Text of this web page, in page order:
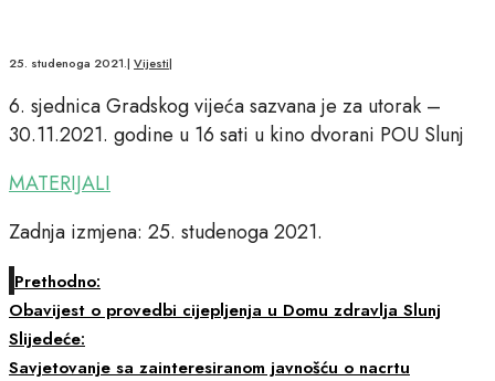
25. studenoga 2021.| Vijesti|
6. sjednica Gradskog vijeća sazvana je za utorak –
30.11.2021. godine u 16 sati u kino dvorani POU Slunj
MATERIJALI
Zadnja izmjena: 25. studenoga 2021.
Prethodno:
Obavijest o provedbi cijepljenja u Domu zdravlja Slunj
Slijedeće:
Savjetovanje sa zainteresiranom javnošću o nacrtu